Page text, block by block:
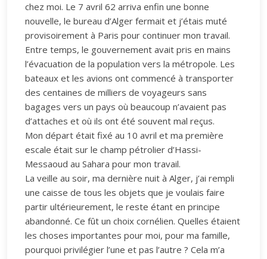
chez moi. Le 7 avril 62 arriva enfin une bonne
nouvelle, le bureau d’Alger fermait et j’étais muté
provisoirement à Paris pour continuer mon travail.
Entre temps, le gouvernement avait pris en mains
l’évacuation de la population vers la métropole. Les
bateaux et les avions ont commencé à transporter
des centaines de milliers de voyageurs sans
bagages vers un pays où beaucoup n’avaient pas
d’attaches et où ils ont été souvent mal reçus.
Mon départ était fixé au 10 avril et ma première
escale était sur le champ pétrolier d’Hassi-
Messaoud au Sahara pour mon travail.
La veille au soir, ma dernière nuit à Alger, j’ai rempli
une caisse de tous les objets que je voulais faire
partir ultérieurement, le reste étant en principe
abandonné. Ce fût un choix cornélien. Quelles étaient
les choses importantes pour moi, pour ma famille,
pourquoi privilégier l’une et pas l’autre ? Cela m’a